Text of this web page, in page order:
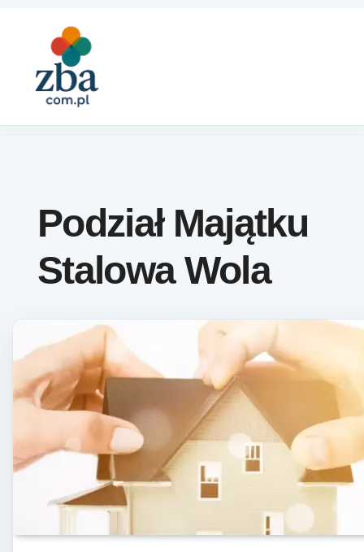
Podział Majątku
Stalowa Wola